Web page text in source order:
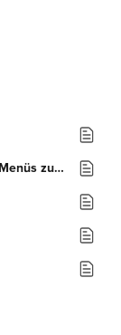
Artikel snoozen, um sie vorübergehend aus Menüs zu entfernen